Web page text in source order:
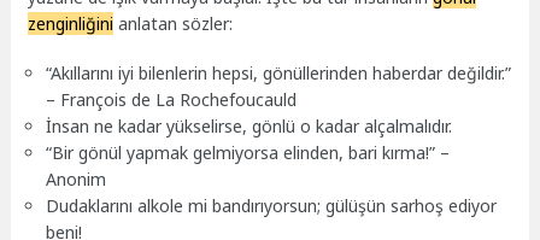
zenginliğini anlatan sözler:
“Akıllarını iyi bilenlerin hepsi, gönüllerinden haberdar değildir.”
– François de La Rochefoucauld
İnsan ne kadar yükselirse, gönlü o kadar alçalmalıdır.
“Bir gönül yapmak gelmiyorsa elinden, bari kırma!” –
Anonim
Dudaklarını alkole mi bandırıyorsun; gülüşün sarhoş ediyor
beni!